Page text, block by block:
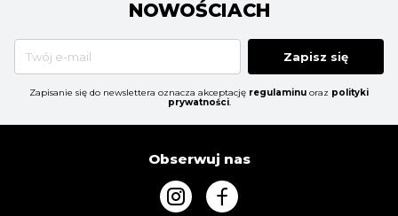
NOWOŚCIACH
Zapisz się
Zapisanie się do newslettera oznacza akceptację regulaminu oraz polityki
prywatności.
Obserwuj nas